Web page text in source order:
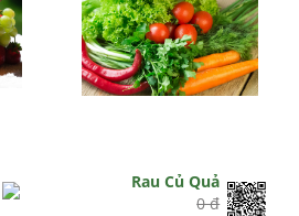
Rau Củ Quả
0 đ